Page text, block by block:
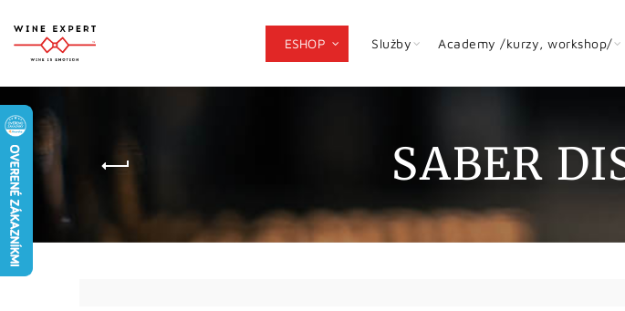
ESHOP Služby Academy /kurzy, workshop/
SABER